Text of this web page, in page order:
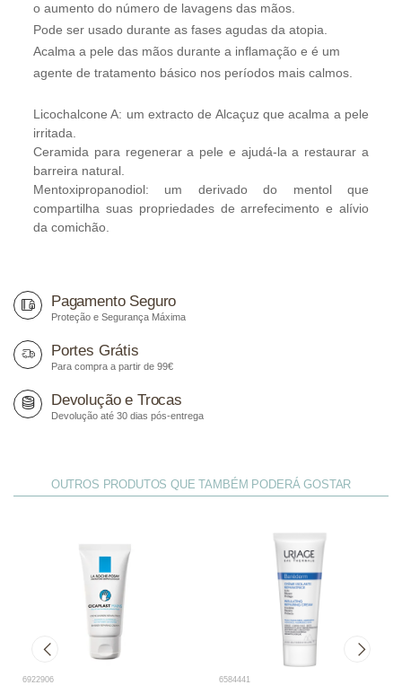
o aumento do número de lavagens das mãos.
Pode ser usado durante as fases agudas da atopia.
Acalma a pele das mãos durante a inflamação e é um
agente de tratamento básico nos períodos mais calmos.
Licochalcone A: um extracto de Alcaçuz que acalma a pele
irritada.
Ceramida para regenerar a pele e ajudá-la a restaurar a
barreira natural.
Mentoxipropanodiol: um derivado do mentol que
compartilha suas propriedades de arrefecimento e alívio
da comichão.
Pagamento Seguro
Proteção e Segurança Máxima
Portes Grátis
Para compra a partir de 99€
Devolução e Trocas
Devolução até 30 dias pós-entrega
OUTROS PRODUTOS QUE TAMBÉM PODERÁ GOSTAR
6922906 6584441